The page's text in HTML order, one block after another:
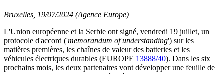
Bruxelles, 19/07/2024 (Agence Europe)
L'Union européenne et la Serbie ont signé, vendredi 19 juillet, un
protocole d'accord ('memorandum of understanding') sur les
matières premières, les chaînes de valeur des batteries et les
véhicules électriques durables (EUROPE 13888/40). Dans les six
prochains mois, les deux partenaires vont développer une feuille de